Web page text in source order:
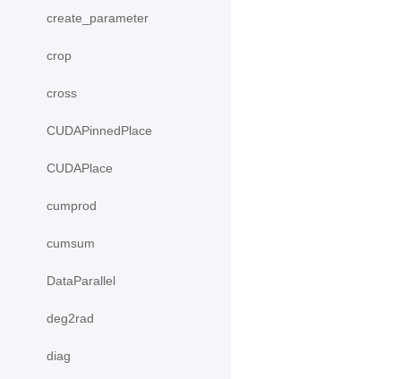
create_parameter
crop
cross
CUDAPinnedPlace
CUDAPlace
cumprod
cumsum
DataParallel
deg2rad
diag